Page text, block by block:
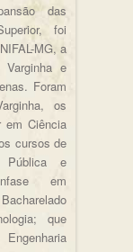
das
foi
MG, a
e
Foram
os
em Ciência
cursos de
Pública e
em
que